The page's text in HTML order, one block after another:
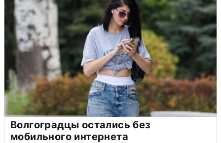
Волгоградцы остались без
мобильного интернета